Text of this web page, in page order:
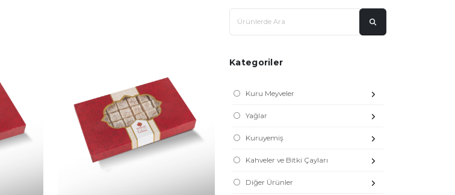
Kategoriler
Kuru Meyveler
Yağlar
Kuruyemiş
Kahveler ve Bitki Çayları
Diğer Ürünler